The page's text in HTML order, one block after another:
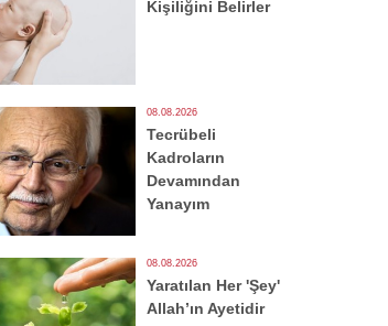
Kişiliğini Belirler
08.08.2026
Tecrübeli
Kadroların
Devamından
Yanayım
08.08.2026
Yaratılan Her 'Şey'
Allah’ın Ayetidir